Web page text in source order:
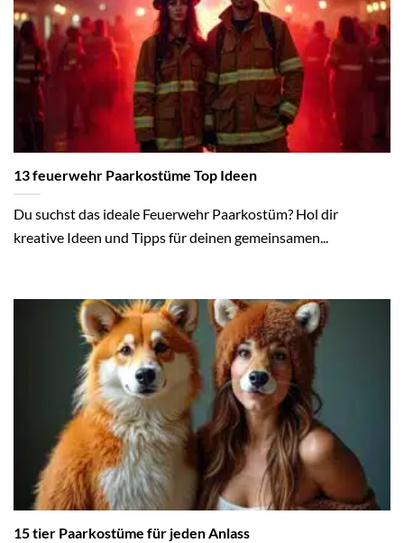
13 feuerwehr Paarkostüme Top Ideen
Du suchst das ideale Feuerwehr Paarkostüm? Hol dir
kreative Ideen und Tipps für deinen gemeinsamen...
15 tier Paarkostüme für jeden Anlass